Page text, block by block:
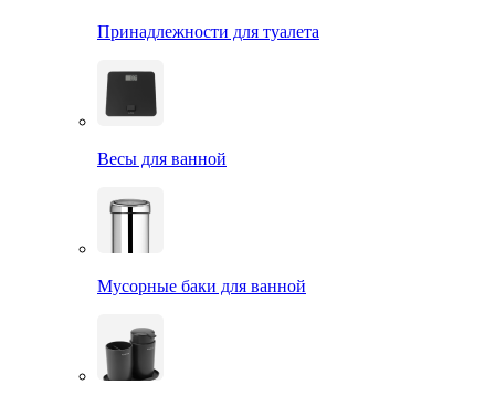
Принадлежности для туалета
Весы для ванной
Мусорные баки для ванной